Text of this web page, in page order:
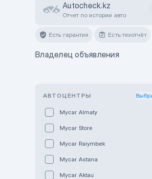
Autocheck.kz
Отчет по истории авто
Есть гарантия Есть техотчёт
Владелец объявления
АВТОЦЕНТРЫ
Mycar Almaty
Mycar Store
Mycar Raiymbek
Mycar Astana
Mycar Aktau